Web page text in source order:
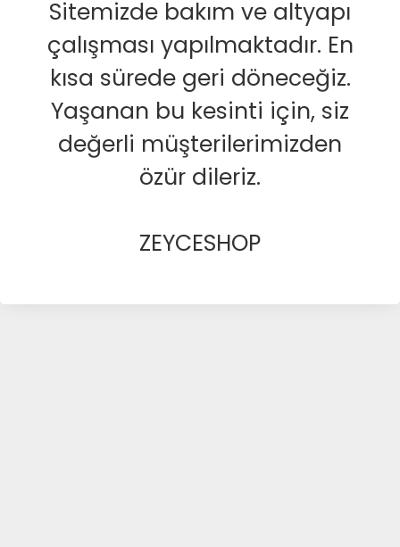
Sitemizde bakım ve altyapı
çalışması yapılmaktadır. En
kısa sürede geri döneceğiz.
Yaşanan bu kesinti için, siz
değerli müşterilerimizden
özür dileriz.
ZEYCESHOP